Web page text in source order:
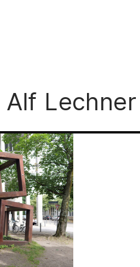
Alf Lechner